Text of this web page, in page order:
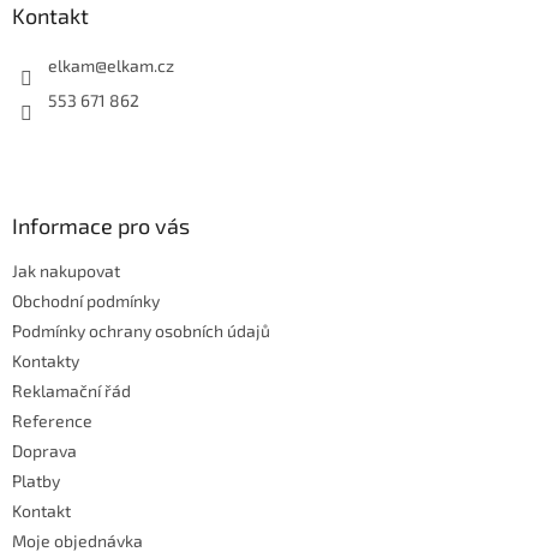
Kontakt
elkam@elkam.cz
553 671 862
Informace pro vás
Jak nakupovat
Obchodní podmínky
Podmínky ochrany osobních údajů
Kontakty
Reklamační řád
Reference
Doprava
Platby
Kontakt
Moje objednávka